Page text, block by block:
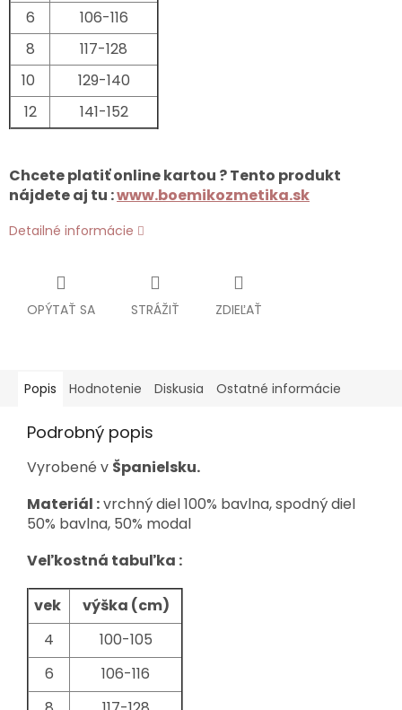
6
106-116
8
117-128
10
129-140
12
141-152
Chcete platiť online kartou ? Tento produkt
nájdete aj tu :www.boemikozmetika.sk
Detailné informácie
OPÝTAŤ SA STRÁŽIŤ ZDIEĽAŤ
Popis Hodnotenie Diskusia Ostatné informácie
Podrobný popis
Vyrobené v Španielsku.
Materiál :vrchný diel 100% bavlna, spodný diel
50% bavlna, 50% modal
Veľkostná tabuľka :
vek
výška (cm)
4
100-105
6
106-116